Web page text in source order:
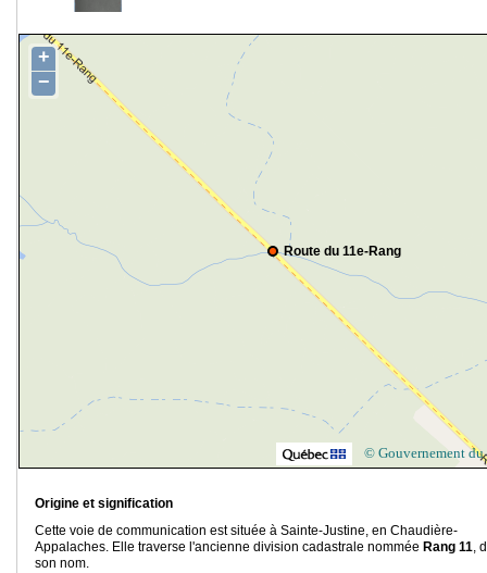
Route du 11e-Rang
+
−
© Gouvernement du
Origine et signification
Cette voie de communication est située à Sainte-Justine, en Chaudière-
Appalaches. Elle traverse l'ancienne division cadastrale nommée Rang 11,
son nom.